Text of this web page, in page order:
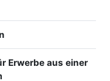
Erwerbe aus einer